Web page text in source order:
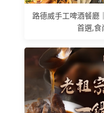
路德威手工啤酒餐廳
首選,食